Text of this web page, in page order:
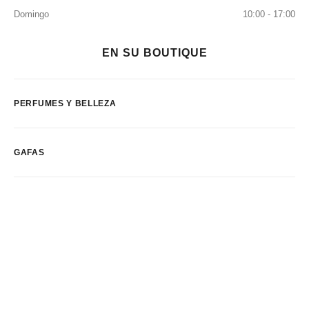
Domingo
10:00 - 17:00
EN SU BOUTIQUE
PERFUMES Y BELLEZA
GAFAS